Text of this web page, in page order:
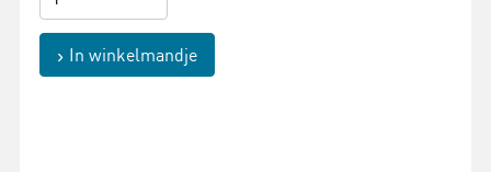
In winkelmandje